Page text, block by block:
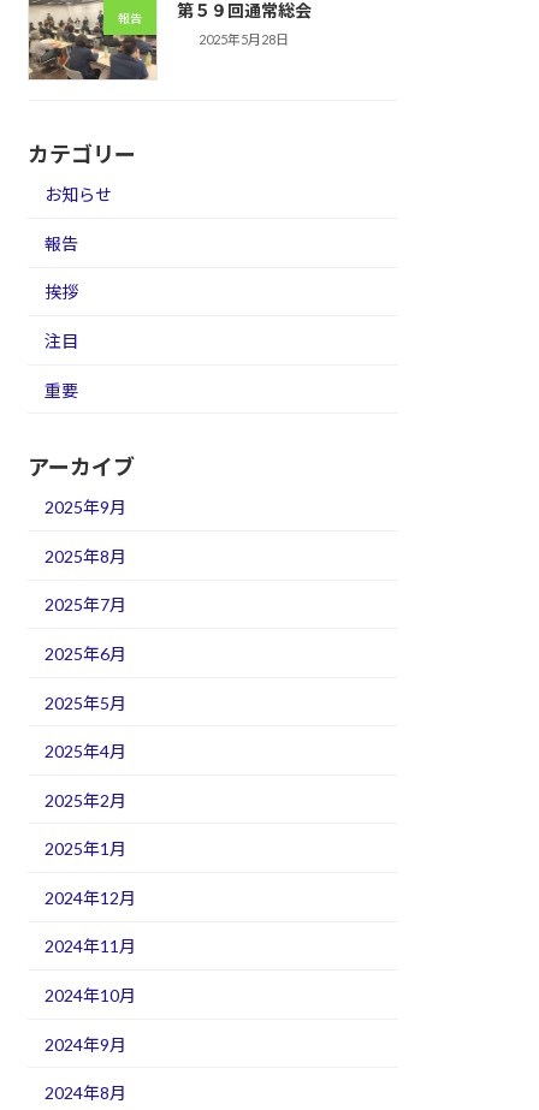
報告 第５９回通常総会
2025年5月28日
カテゴリー
お知らせ
報告
挨拶
注目
重要
アーカイブ
2025年9月
2025年8月
2025年7月
2025年6月
2025年5月
2025年4月
2025年2月
2025年1月
2024年12月
2024年11月
2024年10月
2024年9月
2024年8月